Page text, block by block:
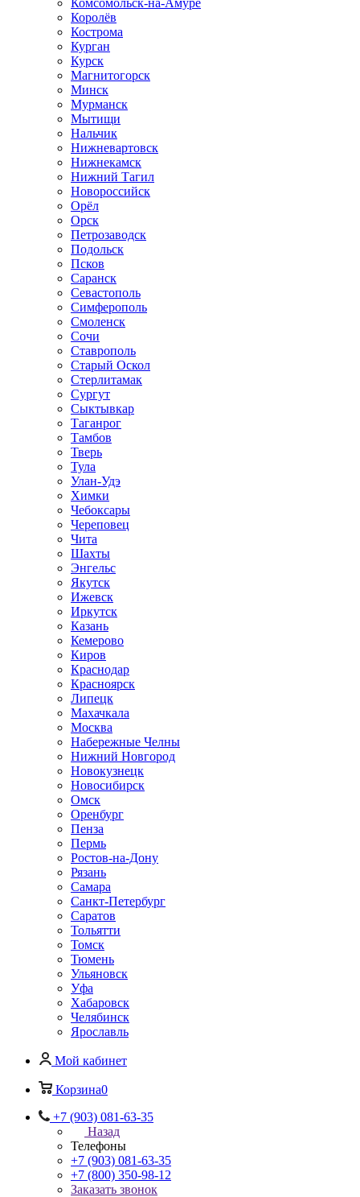
Комсомольск-на-Амуре
Королёв
Кострома
Курган
Курск
Магнитогорск
Минск
Мурманск
Мытищи
Нальчик
Нижневартовск
Нижнекамск
Нижний Тагил
Новороссийск
Орёл
Орск
Петрозаводск
Подольск
Псков
Саранск
Севастополь
Симферополь
Смоленск
Сочи
Ставрополь
Старый Оскол
Стерлитамак
Сургут
Сыктывкар
Таганрог
Тамбов
Тверь
Тула
Улан-Удэ
Химки
Чебоксары
Череповец
Чита
Шахты
Энгельс
Якутск
Ижевск
Иркутск
Казань
Кемерово
Киров
Краснодар
Красноярск
Липецк
Махачкала
Москва
Набережные Челны
Нижний Новгород
Новокузнецк
Новосибирск
Омск
Оренбург
Пенза
Пермь
Ростов-на-Дону
Рязань
Самара
Санкт-Петербург
Саратов
Тольятти
Томск
Тюмень
Ульяновск
Уфа
Хабаровск
Челябинск
Ярославль
Мой кабинет
Корзина0
+7 (903) 081-63-35
Назад
Телефоны
+7 (903) 081-63-35
+7 (800) 350-98-12
Заказать звонок